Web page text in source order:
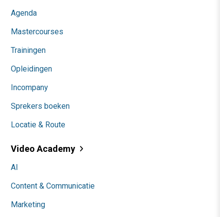
Agenda
Mastercourses
Trainingen
Opleidingen
Incompany
Sprekers boeken
Locatie & Route
Video Academy
AI
Content & Communicatie
Marketing